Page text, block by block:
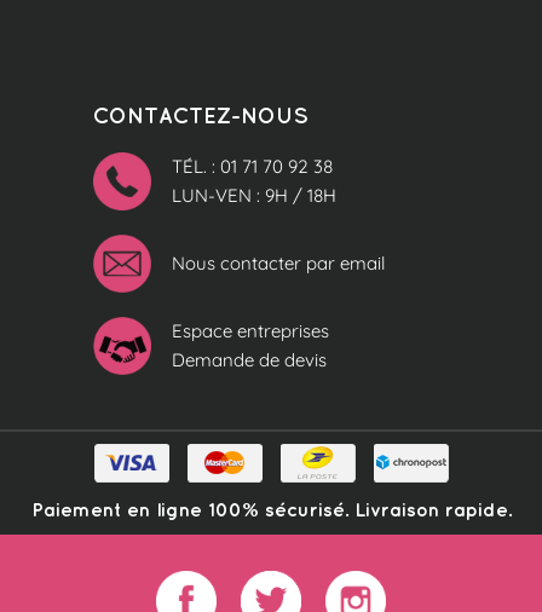
CONTACTEZ-NOUS
TÉL. : 01 71 70 92 38
LUN-VEN : 9H / 18H
Nous contacter par email
Espace entreprises
Demande de devis
Paiement en ligne 100% sécurisé. Livraison rapide.